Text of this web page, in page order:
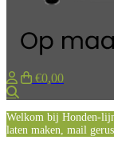
€0,00
Welkom bij Honden-
laten maken, mail